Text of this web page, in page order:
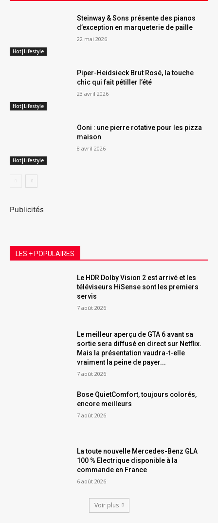
Hot|Lifestyle
Steinway & Sons présente des pianos
d’exception en marqueterie de paille
22 mai 2026
Hot|Lifestyle
Piper-Heidsieck Brut Rosé, la touche
chic qui fait pétiller l’été
23 avril 2026
Hot|Lifestyle
Ooni : une pierre rotative pour les pizza
maison
8 avril 2026
Publicités
LES + POPULAIRES
Le HDR Dolby Vision 2 est arrivé et les
téléviseurs HiSense sont les premiers
servis
7 août 2026
Le meilleur aperçu de GTA 6 avant sa
sortie sera diffusé en direct sur Netflix.
Mais la présentation vaudra-t-elle
vraiment la peine de payer...
7 août 2026
Bose QuietComfort, toujours colorés,
encore meilleurs
7 août 2026
La toute nouvelle Mercedes-Benz GLA
100 % Electrique disponible à la
commande en France
6 août 2026
Voir plus